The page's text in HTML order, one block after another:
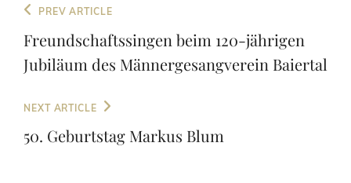
Beitragsnavigation
Previous
Post
PREV ARTICLE
Freundschaftssingen beim 120-jährigen
Jubiläum des Männergesangverein Baiertal
Next
NEXT ARTICLE
50. Geburtstag Markus Blum